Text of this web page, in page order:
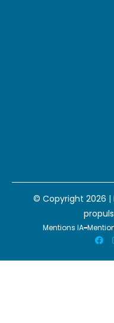
© Copyright 2026 |
Mentions IA